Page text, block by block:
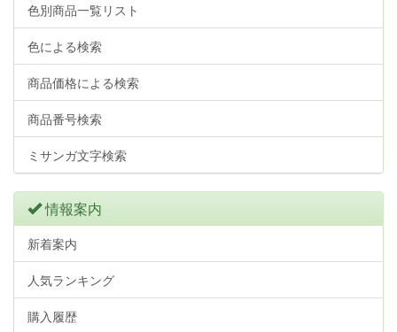
色別商品一覧リスト
色による検索
商品価格による検索
商品番号検索
ミサンガ文字検索
情報案内
新着案内
人気ランキング
購入履歴